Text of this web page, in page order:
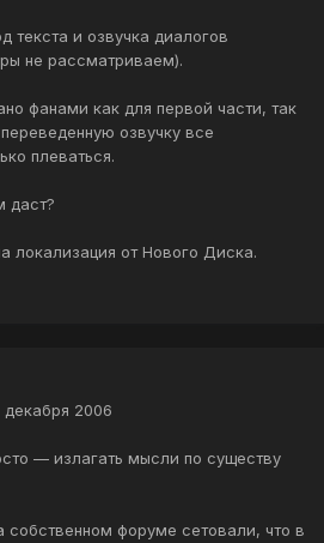
текста и озвучка диалогов
не рассматриваем).
фанами как для первой части, так
озвучку все
плеваться.
даст?
локализация от Нового Диска.
декабря 2006
— излагать мысли по существу
собственном форуме сетовали, что в